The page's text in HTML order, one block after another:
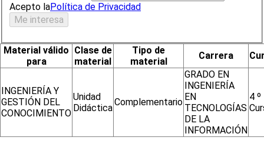
Acepto laPolítica de Privacidad
Material válido
para
Clase de
material
Tipo de
material
Carrera
INGENIERÍA Y
GESTIÓN DEL
CONOCIMIENTO
Unidad
Didáctica
Complementario
GRADO EN
INGENIERÍA
EN
TECNOLOGÍAS
DE LA
INFORMACIÓN
4 º